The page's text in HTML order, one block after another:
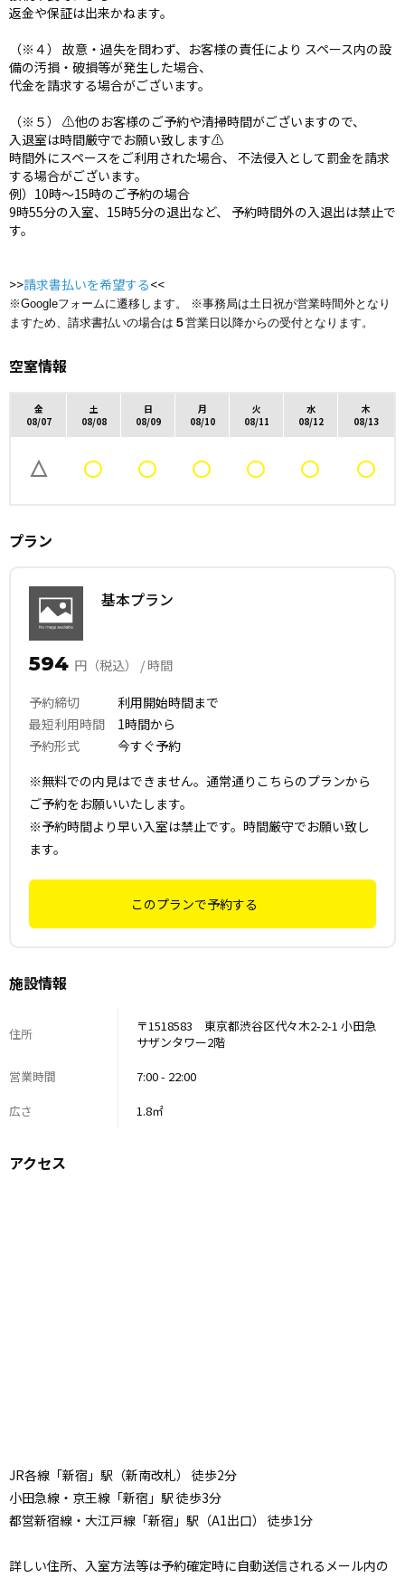
返金や保証は出来かねます。
（※４） 故意・過失を問わず、お客様の責任により スペース内の設
備の汚損・破損等が発生した場合、
代金を請求する場合がございます。
（※５） ⚠️他のお客様のご予約や清掃時間がございますので、
入退室は時間厳守でお願い致します⚠️
時間外にスペースをご利用された場合、 不法侵入として罰金を請求
する場合がございます。
例）10時〜15時のご予約の場合
9時55分の入室、15時5分の退出など、 予約時間外の入退出は禁止で
す。
>>請求書払いを希望する<<
※Googleフォームに遷移します。 ※事務局は土日祝が営業時間外となり
ますため、請求書払いの場合は ５営業日以降からの受付となります。
空室情報
金
08/07
土
08/08
日
08/09
月
08/10
火
08/11
水
08/12
木
08/13
プラン
基本プラン
594 円（税込） / 時間
予約締切 利用開始時間まで
最短利用時間 1時間から
予約形式 今すぐ予約
※無料での内見はできません。通常通りこちらのプランから
ご予約をお願いいたします。
※予約時間より早い入室は禁止です。時間厳守でお願い致し
ます。
このプランで予約する
施設情報
住所
〒1518583 東京都渋谷区代々木2-2-1 小田急
サザンタワー2階
営業時間
7:00 - 22:00
広さ
1.8㎡
アクセス
JR各線「新宿」駅（新南改札） 徒歩2分
小田急線・京王線「新宿」駅 徒歩3分
都営新宿線・大江戸線「新宿」駅（A1出口） 徒歩1分
詳しい住所、入室方法等は予約確定時に自動送信されるメール内の